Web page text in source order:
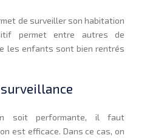
de surveiller son habitation
permet entre autres de
les enfants sont bien rentrés
soit performante, il faut
est efficace. Dans ce cas, on